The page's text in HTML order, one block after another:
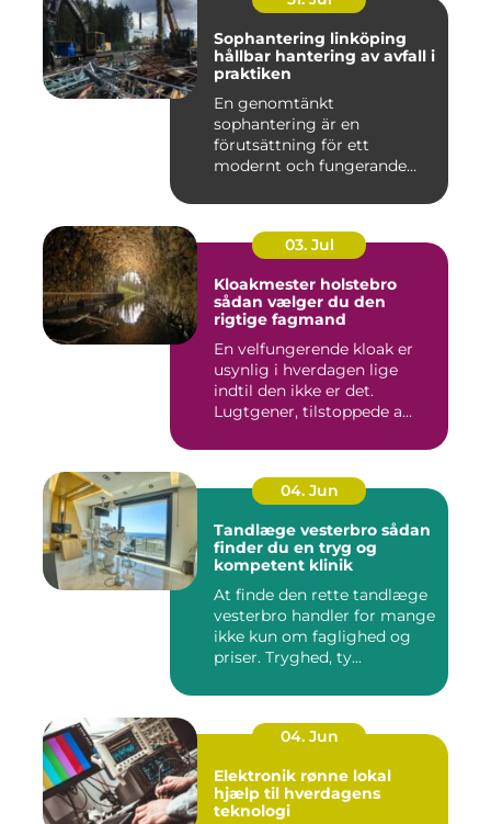
Sophantering linköping
hållbar hantering av avfall i
praktiken
En genomtänkt
sophantering är en
förutsättning för ett
modernt och fungerande
03. Jul
Kloakmester holstebro
sådan vælger du den
rigtige fagmand
En velfungerende kloak er
usynlig i hverdagen lige
indtil den ikke er det.
Lugtgener, tilstoppede a...
04. Jun
Tandlæge vesterbro sådan
finder du en tryg og
kompetent klinik
At finde den rette tandlæge
vesterbro handler for mange
ikke kun om faglighed og
priser. Tryghed, ty...
04. Jun
Elektronik rønne lokal
hjælp til hverdagens
teknologi